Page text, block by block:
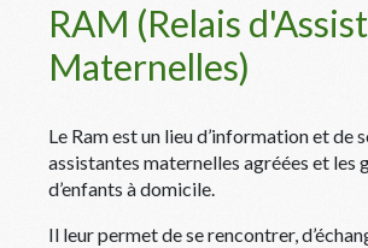
RAM (Relais
Maternelles)
Le Ram est un lieu d’information et de
assistantes maternelles agréées et les
d’enfants à domicile.
Il leur permet de se rencontrer,